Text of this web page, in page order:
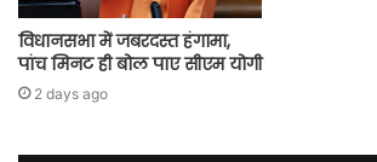
विधानसभा में जबरदस्त हंगामा,
पांच मिनट ही बोल पाए सीएम योगी
2 days ago